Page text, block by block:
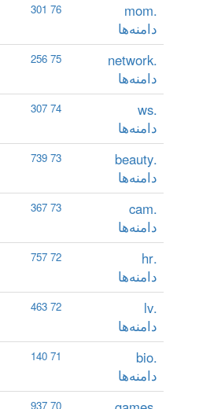
.mom
دامنه‌ها
76 301
.network
دامنه‌ها
75 256
.ws
دامنه‌ها
74 307
.beauty
دامنه‌ها
73 739
.cam
دامنه‌ها
73 367
.hr
دامنه‌ها
72 757
.lv
دامنه‌ها
72 463
.bio
دامنه‌ها
71 140
70 937